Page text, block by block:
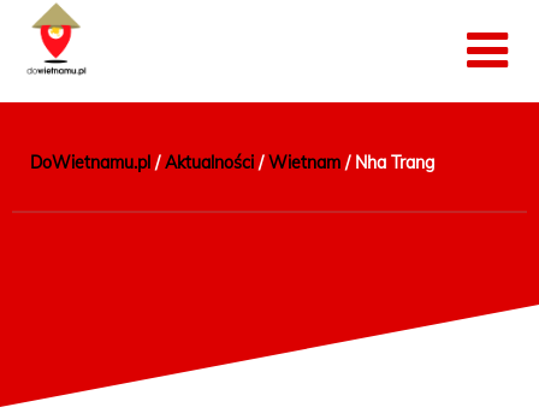
DoWietnamu.pl /Aktualności /Wietnam / Nha Trang